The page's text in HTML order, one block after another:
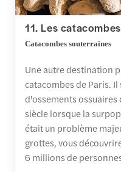
11. Les
Catacombes souterraines
Une autre destination
catacombes de Paris.
d'ossements ossuaires
siècle lorsque la
était un problème
grottes, vous
6 millions de